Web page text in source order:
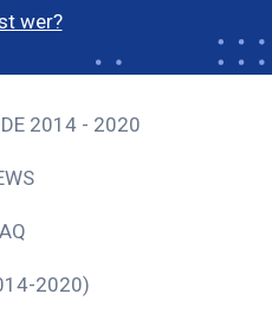
wer?
2014 - 2020
2020)